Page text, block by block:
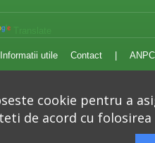
Informatii utile Contact ANPC
Autoritatea Nationala
cookie pentru a
de acord cu